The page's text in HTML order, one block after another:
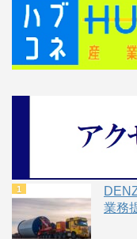
業務